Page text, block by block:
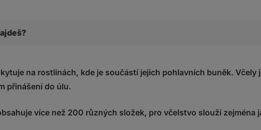
včelího pylu
perga pyl
vlastnosti
na rostlinách, kde je součástí jejich pohlavních buněk. Včely
přinášení do úlu.
více než 200 různých složek, pro včelstvo slouží zejména